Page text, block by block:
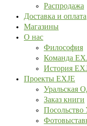
Распродажа
Доставка и оплата
Магазины
О нас
Философия
Команда
История
Проекты EXJE
Уральская
Заказ книги
Посольство